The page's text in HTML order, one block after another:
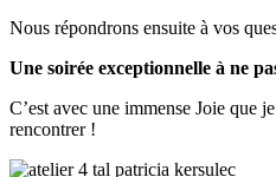
Nous répondrons ensuite à vos
Une soirée exceptionnelle à ne
C’est avec une immense Joie que
rencontrer !